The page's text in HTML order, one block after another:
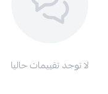
لا توجد تقييمات حاليا